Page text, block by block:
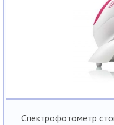
Спектрофотометр